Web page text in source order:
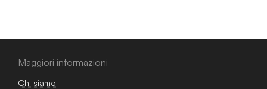
Maggiori informazioni
Chi siamo